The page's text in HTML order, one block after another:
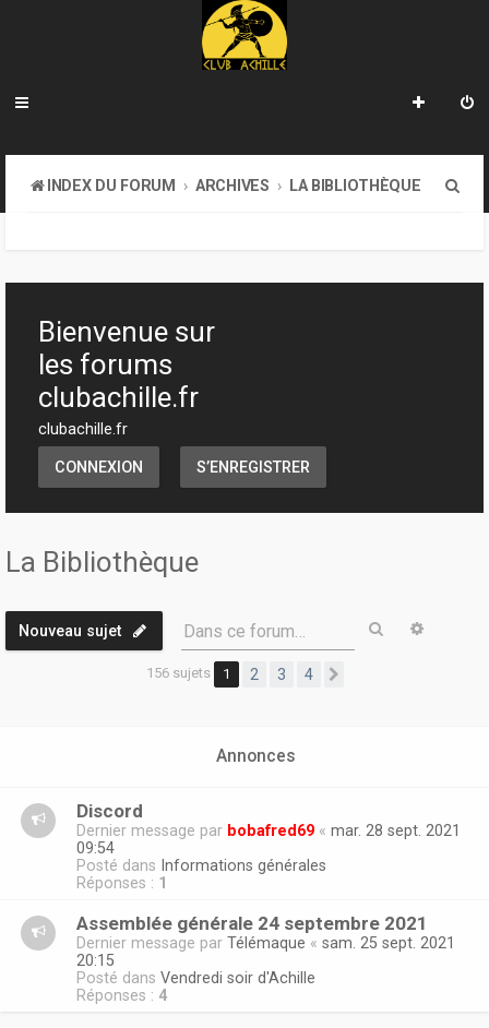
INDEX DU FORUM ARCHIVES LA BIBLIOTHÈQUE
h
Bienvenue sur
les forums
clubachille.fr
clubachille.fr
CONNEXION S’ENREGISTRER
La Bibliothèque
Nouveau sujet Dans ce forum… Rechercher
156 sujets 1 2 3 4
Annonces
Discord
Dernier message par bobafred69 « mar. 28 sept. 2021
09:54
Posté dans Informations générales
Réponses : 1
Assemblée générale 24 septembre 2021
Dernier message par Télémaque « sam. 25 sept. 2021
20:15
Posté dans Vendredi soir d'Achille
Réponses : 4